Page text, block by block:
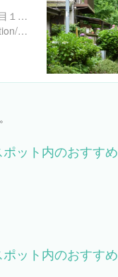
神奈川県鎌倉市御成町１丁目１-１５
http://www.jreast.co.jp/estation/stations/476.html
ポット内のおすすめ
ポット内のおすすめ